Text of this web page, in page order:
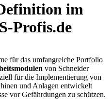
im
Profis.de
für das umfangreiche Portfolio
von Schneider
für die Implementierung von
und Anlagen entwickelt
vor Gefährdungen zu schützen.